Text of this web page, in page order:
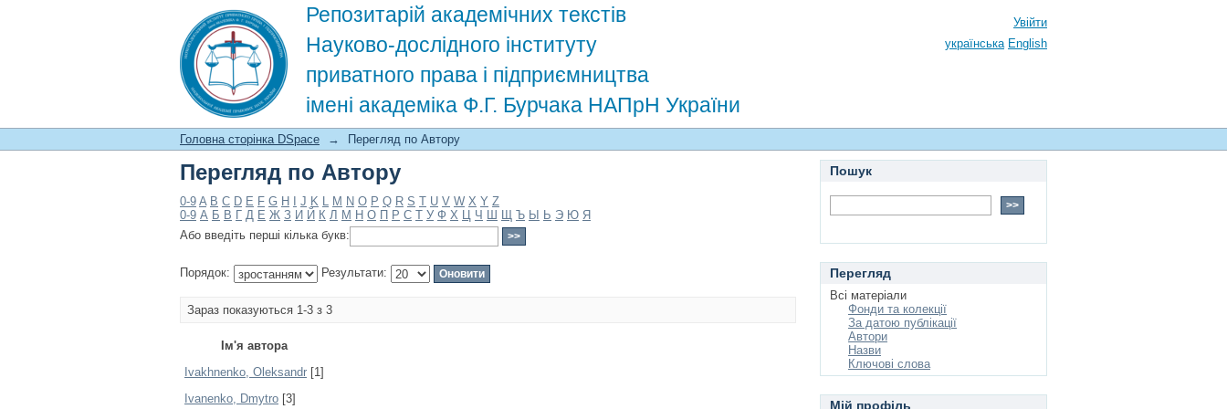
Репозитарій академічних текстів
Науково-дослідного інституту
приватного права і підприємництва
імені академіка Ф.Г. Бурчака НАПрН України
Перегляд по Автору
Увійти
українська English
Головна сторінка DSpace → Перегляд по Автору
Перегляд по Автору
0-9 A B C D E F G H J K L M N O P Q R S T U V W X Y Z
0-9 А Б В Г Д Е Ж З И Й К Л М Н О П Р С Т У Ф Х Ц Ч Ш Щ Ъ Ы Ь Э Ю Я
Або введіть перші кілька букв:
Порядок: Результати:
Зараз показуються 1-3 з 3
Ім'я автора
Ivakhnenko, Oleksandr [1]
Ivanenko, Dmytro [3]
Пошук
Перегляд
Всі матеріали
Фонди та колекції
За датою публікації
Автори
Назви
Ключові слова
Мій профіль